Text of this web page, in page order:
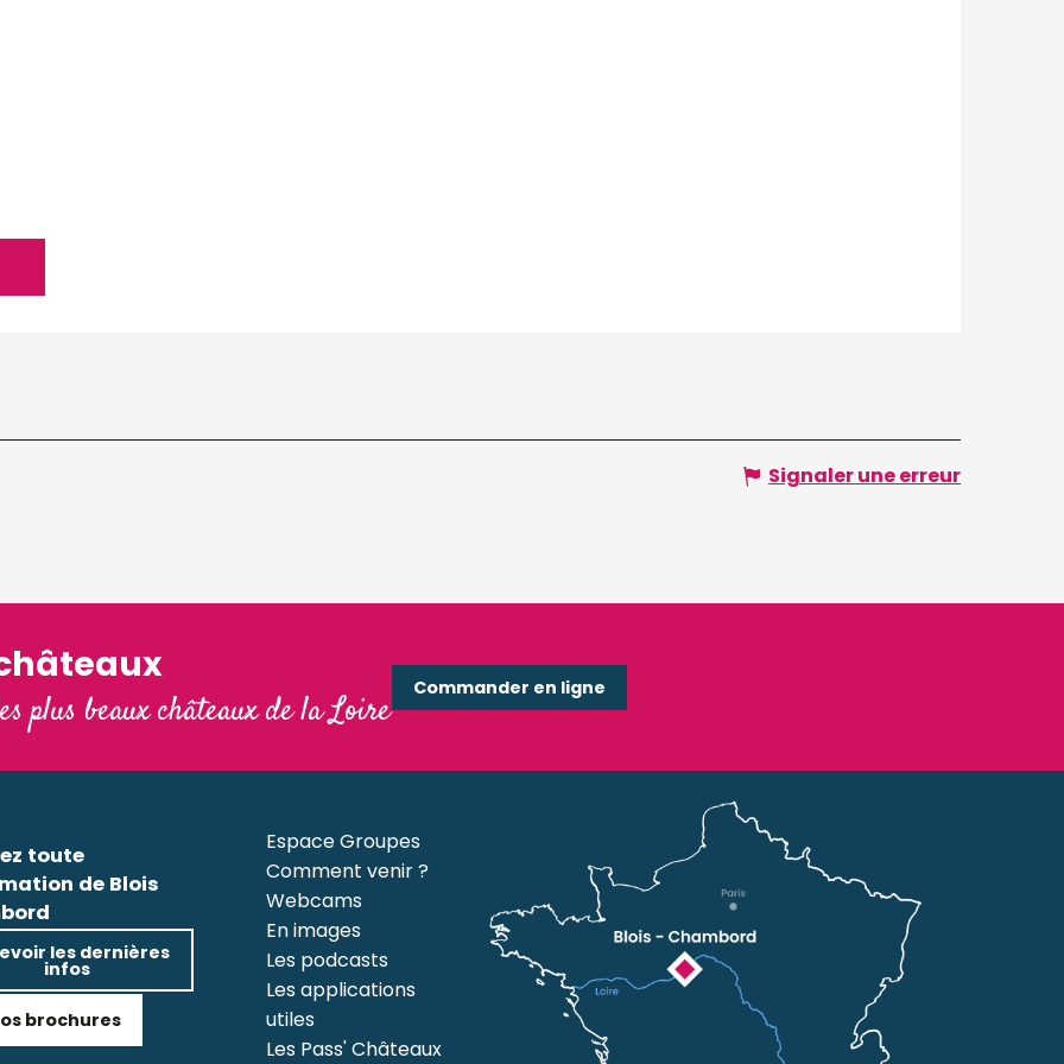
Signaler une erreur
plus beaux châteaux de la Loire
Commander en ligne
toute
de Blois
les dernières
infos
brochures
Espace Groupes
Comment venir ?
Webcams
En images
Les podcasts
Les applications
utiles
Les Pass' Châteaux